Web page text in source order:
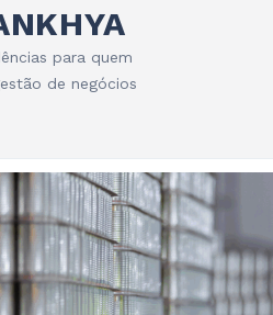
para quem
de negócios